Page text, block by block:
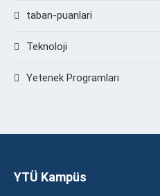
taban-puanlari
Teknoloji
Yetenek Programları
YTÜ Kampüs